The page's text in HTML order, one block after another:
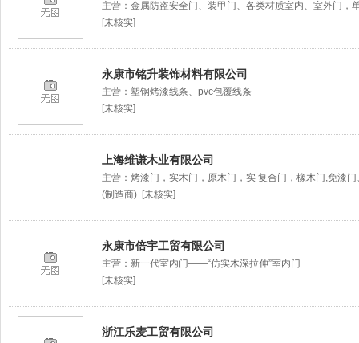
主营：金属防盗安全门、装甲门、各类材质室内、室外门，
[未核实]
永康市铭升装饰材料有限公司
主营：塑钢烤漆线条、pvc包覆线条
[未核实]
上海维谦木业有限公司
主营：烤漆门，实木门，原木门，实 复合门，橡木门,免漆
(制造商) [未核实]
永康市倍宇工贸有限公司
主营：新一代室内门——“仿实木深拉伸”室内门
[未核实]
浙江乐麦工贸有限公司